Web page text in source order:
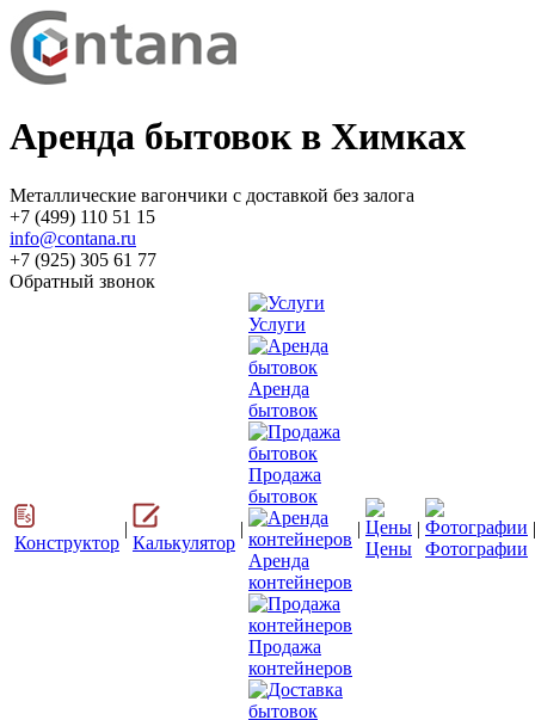
Аренда бытовок в Химках
Металлические вагончики с доставкой без залога
+7 (499) 110 51 15
info@contana.ru
+7 (925) 305 61 77
Обратный звонок
Конструктор
|
Калькулятор
|
Услуги
Аренда
бытовок
Продажа
бытовок
Аренда
контейнеров
Продажа
контейнеров
|
Цены
|
Фотографии
|